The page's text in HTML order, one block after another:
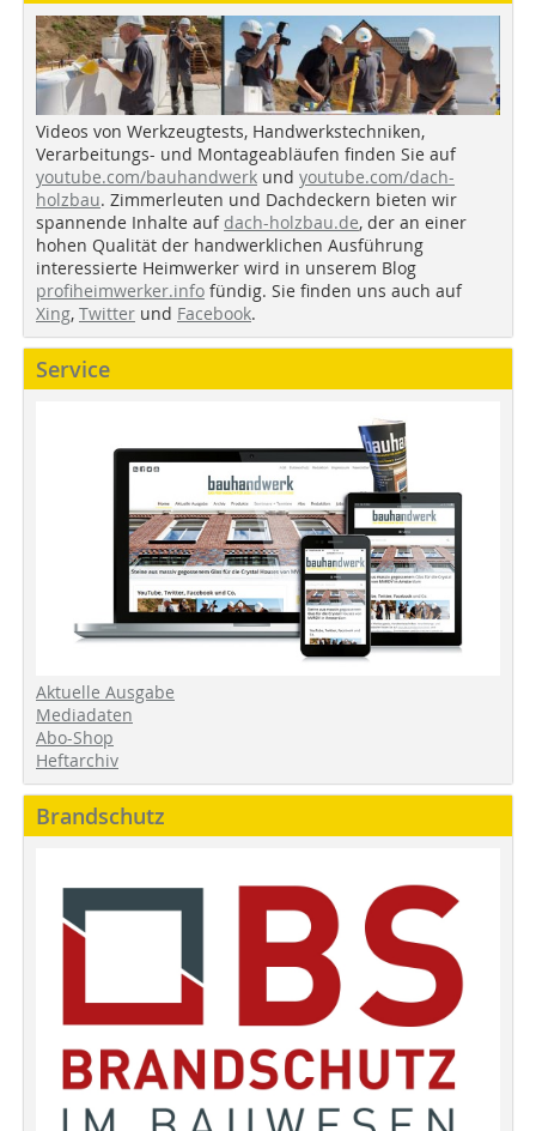
Videos von Werkzeugtests, Handwerkstechniken,
Verarbeitungs- und Montageabläufen finden Sie auf
youtube.com/bauhandwerk und youtube.com/dach-
holzbau. Zimmerleuten und Dachdeckern bieten wir
spannende Inhalte auf dach-holzbau.de, der an einer
hohen Qualität der handwerklichen Ausführung
interessierte Heimwerker wird in unserem Blog
profiheimwerker.info fündig. Sie finden uns auch auf
Xing, Twitter und Facebook.
Service
Aktuelle Ausgabe
Mediadaten
Abo-Shop
Heftarchiv
Brandschutz